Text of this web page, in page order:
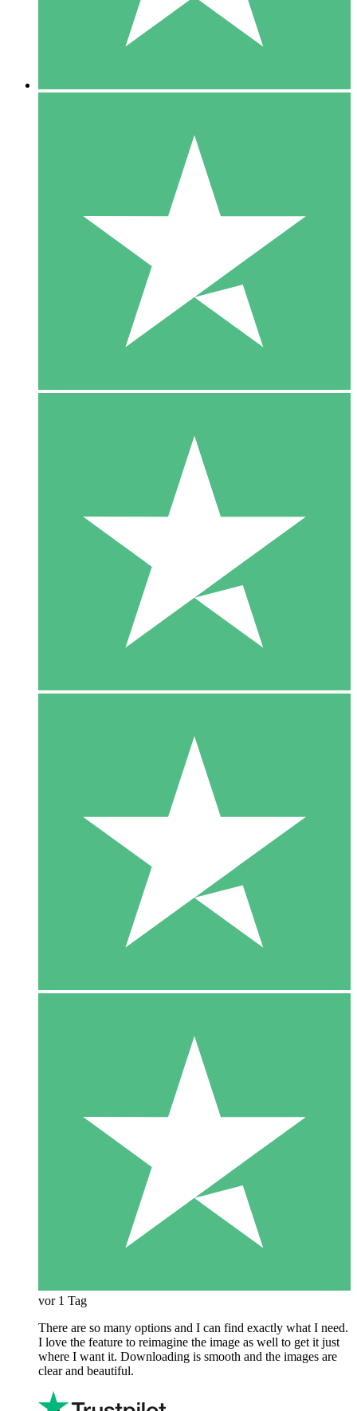
vor 1 Tag
There are so many options and I can find exactly what I need.
I love the feature to reimagine the image as well to get it just
where I want it. Downloading is smooth and the images are
clear and beautiful.